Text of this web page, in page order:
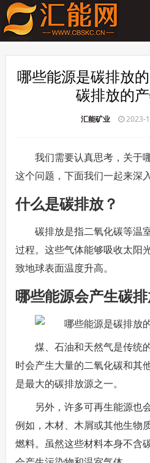
哪些能源是碳排放
碳排放的
汇能矿业 2023-
我们需要认真思考，关于
这个问题，下面我们一起来深
什么是碳排放？
碳排放是指二氧化碳等温
过程。这些气体能够吸收太阳
致地球表面温度升高。
哪些能源会产生碳排
煤、石油和天然气是传统
时会产生大量的二氧化碳和其
是最大的碳排放源之一。
另外，许多可再生能源也
例如，木材、木屑或其他生物
燃料。虽然这些材料本身不含